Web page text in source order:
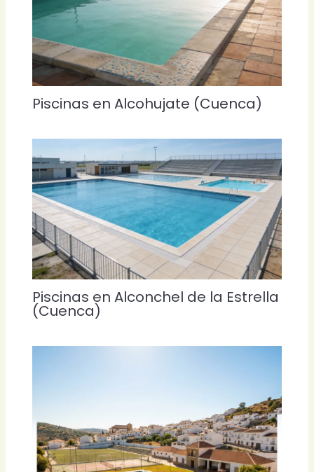
Piscinas en Alcohujate (Cuenca)
Piscinas en Alconchel de la Estrella
(Cuenca)